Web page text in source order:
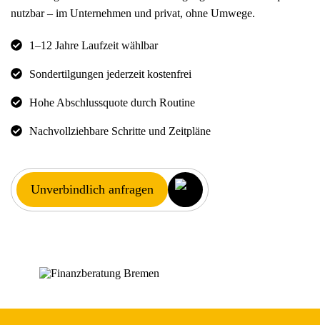
nutzbar – im Unternehmen und privat, ohne Umwege.
1–12 Jahre Laufzeit wählbar
Sondertilgungen jederzeit kostenfrei
Hohe Abschlussquote durch Routine
Nachvollziehbare Schritte und Zeitpläne
Unverbindlich anfragen